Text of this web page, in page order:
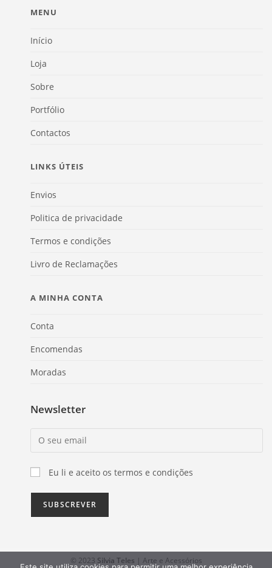
MENU
Início
Loja
Sobre
Portfólio
Contactos
LINKS ÚTEIS
Envios
Politica de privacidade
Termos e condições
Livro de Reclamações
A MINHA CONTA
Conta
Encomendas
Moradas
Newsletter
Eu li e aceito os termos e condições
© 2023 Silvia Teles | Arte e Acessórios